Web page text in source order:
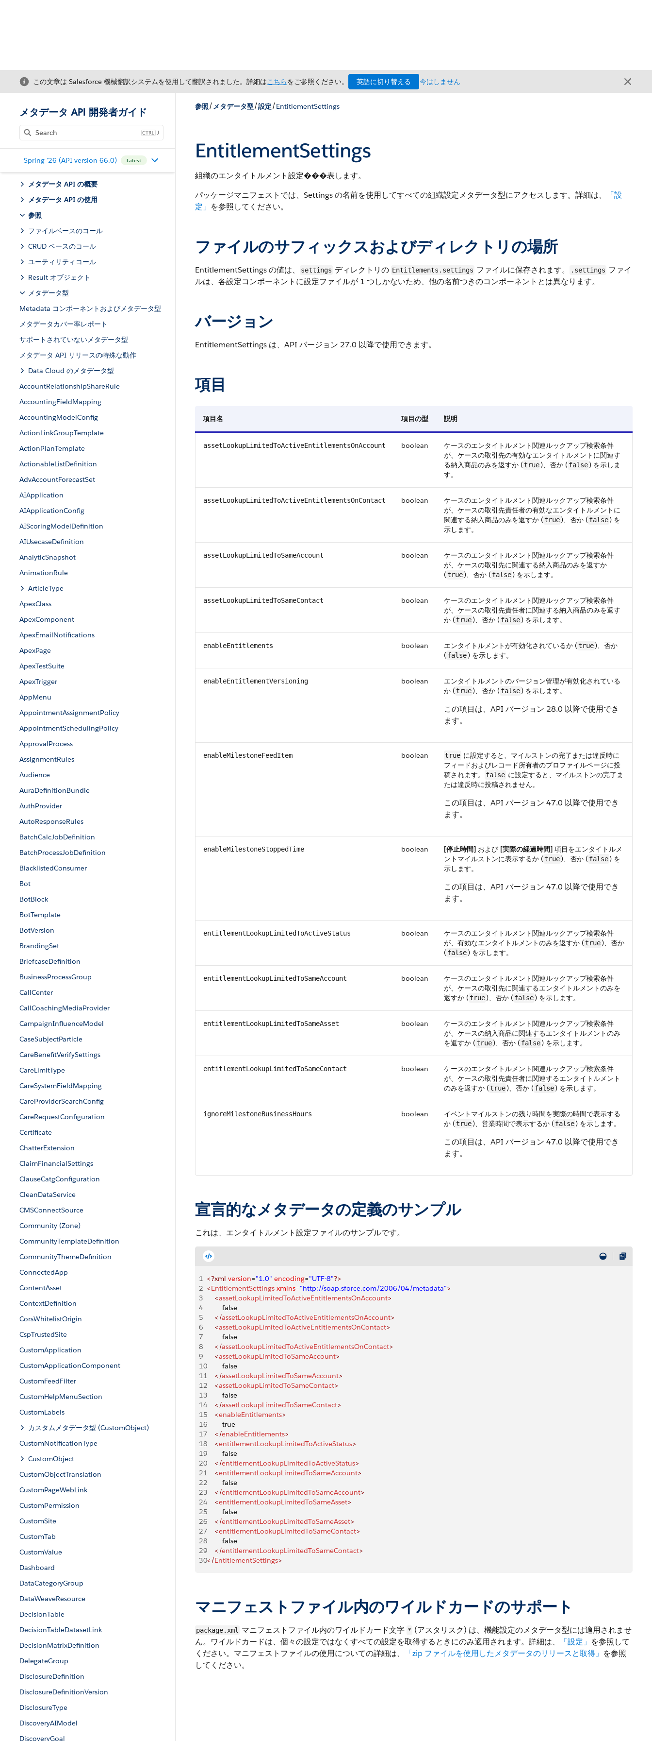
この文章は Salesforce 機械翻訳システムを使用して翻訳されました。詳細はこちらをご参照ください。 英語に切り替える 今はしません
メタデータ API 開発者ガイド
J
Spring '26 (API version 66.0) Latest
メタデータ API の概要
メタデータ API の使用
参照
ファイルベースのコール
CRUD ベースのコール
ユーティリティコール
Result オブジェクト
メタデータ型
Metadata コンポーネントおよびメタデータ型
メタデータカバー率レポート
サポートされていないメタデータ型
メタデータ API リリースの特殊な動作
Data Cloud のメタデータ型
AccountRelationshipShareRule
AccountingFieldMapping
AccountingModelConfig
ActionLinkGroupTemplate
ActionPlanTemplate
ActionableListDefinition
AdvAccountForecastSet
AIApplication
AIApplicationConfig
AIScoringModelDefinition
AIUsecaseDefinition
AnalyticSnapshot
AnimationRule
ArticleType
ApexClass
ApexComponent
ApexEmailNotifications
ApexPage
ApexTestSuite
ApexTrigger
AppMenu
AppointmentAssignmentPolicy
AppointmentSchedulingPolicy
ApprovalProcess
AssignmentRules
Audience
AuraDefinitionBundle
AuthProvider
AutoResponseRules
BatchCalcJobDefinition
BatchProcessJobDefinition
BlacklistedConsumer
Bot
BotBlock
BotTemplate
BotVersion
BrandingSet
BriefcaseDefinition
BusinessProcessGroup
CallCenter
CallCoachingMediaProvider
CampaignInfluenceModel
CaseSubjectParticle
CareBenefitVerifySettings
CareLimitType
CareSystemFieldMapping
CareProviderSearchConfig
CareRequestConfiguration
Certificate
ChatterExtension
ClaimFinancialSettings
ClauseCatgConfiguration
CleanDataService
CMSConnectSource
Community (Zone)
CommunityTemplateDefinition
CommunityThemeDefinition
ConnectedApp
ContentAsset
ContextDefinition
CorsWhitelistOrigin
CspTrustedSite
CustomApplication
CustomApplicationComponent
CustomFeedFilter
CustomHelpMenuSection
CustomLabels
カスタムメタデータ型 (CustomObject)
CustomNotificationType
CustomObject
CustomObjectTranslation
CustomPageWebLink
CustomPermission
CustomSite
CustomTab
CustomValue
Dashboard
DataCategoryGroup
DataWeaveResource
DecisionTable
DecisionTableDatasetLink
DecisionMatrixDefinition
DelegateGroup
DisclosureDefinition
DisclosureDefinitionVersion
DisclosureType
DiscoveryAIModel
DiscoveryGoal
参照/ メタデータ型/設定/EntitlementSettings
EntitlementSettings
組織のエンタイトルメント設定���表します。
パッケージマニフェストでは、Settings の名前を使用してすべての組織設定メタデータ型にアクセスします。詳細は、
「設
定」 を参照してください。
ファイルのサフィックスおよびディレクトリの場所
EntitlementSettings の値は、 settings ディレクトリの Entitlements.settings ファイルに保存されます。 .settings ファイ
ルは、各設定コンポーネントに設定ファイルが 1 つしかないため、他の名前つきのコンポーネントとは異なります。
バージョン
EntitlementSettings は、API バージョン 27.0 以降で使用できます。
項目
項目名 項目の型 説明
assetLookupLimitedToActiveEntitlementsOnAccount boolean
ケースのエンタイトルメント関連ルックアップ検索条件
が、ケースの取引先の有効なエンタイトルメントに関連す
る納入商品のみを返すか (true)、否か ( false) を示しま
す。
assetLookupLimitedToActiveEntitlementsOnContact boolean
ケースのエンタイトルメント関連ルックアップ検索条件
が、ケースの取引先責任者の有効なエンタイトルメントに
関連する納入商品のみを返すか (true)、否か ( false) を
示します。
assetLookupLimitedToSameAccount boolean
ケースのエンタイトルメント関連ルックアップ検索条件
が、ケースの取引先に関連する納入商品のみを返すか
(true)、否か ( false) を示します。
assetLookupLimitedToSameContact boolean
ケースのエンタイトルメント関連ルックアップ検索条件
が、ケースの取引先責任者に関連する納入商品のみを返す
か (true)、否か ( false) を示します。
enableEntitlements boolean エンタイトルメントが有効化されているか (true)、否か
( false) を示します。
enableEntitlementVersioning boolean
エンタイトルメントのバージョン管理が有効化されている
か (true)、否か ( false) を示します。
この項目は、API バージョン 28.0 以降で使用でき
ます。
enableMilestoneFeedItem boolean true に設定すると、マイルストンの完了または違反時に
フィードおよびレコード所有者のプロファイルページに投
稿されます。
false に設定すると、マイルストンの完了ま
たは違反時に投稿されません。
この項目は、API バージョン 47.0 以降で使用でき
ます。
enableMilestoneStoppedTime boolean [停止時間] および [実際の経過時間] 項目をエンタイトルメ
ントマイルストンに表示するか (true)、否か ( false) を
示します。
この項目は、API バージョン 47.0 以降で使用でき
ます。
entitlementLookupLimitedToActiveStatus boolean
ケースのエンタイトルメント関連ルックアップ検索条件
が、有効なエンタイトルメントのみを返すか (true)、否か
( false) を示します。
entitlementLookupLimitedToSameAccount boolean
ケースのエンタイトルメント関連ルックアップ検索条件
が、ケースの取引先に関連するエンタイトルメントのみを
返すか (true)、否か ( false) を示します。
entitlementLookupLimitedToSameAsset boolean
ケースのエンタイトルメント関連ルックアップ検索条件
が、ケースの納入商品に関連するエンタイトルメントのみ
を返すか (true)、否か ( false) を示します。
entitlementLookupLimitedToSameContact boolean
ケースのエンタイトルメント関連ルックアップ検索条件
が、ケースの取引先責任者に関連するエンタイトルメント
のみを返すか (true)、否か ( false) を示します。
ignoreMilestoneBusinessHours boolean
イベントマイルストンの残り時間を実際の時間で表示する
か (true)、営業時間で表示するか ( false) を示します。
この項目は、API バージョン 47.0 以降で使用でき
ます。
宣言的なメタデータの定義のサンプル
これは、エンタイトルメント設定ファイルのサンプルです。
1 <?xml version="1.0" encoding="UTF-8"?>
2 <EntitlementSettings xmlns="http://soap.sforce.com/2006/04/metadata">
3
    <
assetLookupLimitedToActiveEntitlementsOnAccount>
4
        false
5
    </
assetLookupLimitedToActiveEntitlementsOnAccount>
6
    <
assetLookupLimitedToActiveEntitlementsOnContact>
7
        false
8
    </
assetLookupLimitedToActiveEntitlementsOnContact>
9
    <
assetLookupLimitedToSameAccount>
10
        false
11
    </
assetLookupLimitedToSameAccount>
12
    <
assetLookupLimitedToSameContact>
13
        false
14
    </
assetLookupLimitedToSameContact>
15
    <
enableEntitlements>
16
        true
17
    </
enableEntitlements>
18
    <
entitlementLookupLimitedToActiveStatus>
19
        false
20
    </
entitlementLookupLimitedToActiveStatus>
21
    <
entitlementLookupLimitedToSameAccount>
22
        false
23
    </
entitlementLookupLimitedToSameAccount>
24
    <
entitlementLookupLimitedToSameAsset>
25
        false
26
    </
entitlementLookupLimitedToSameAsset>
27
    <
entitlementLookupLimitedToSameContact>
28
        false
29
    </
entitlementLookupLimitedToSameContact>
30</EntitlementSettings>
マニフェストファイル内のワイルドカードのサポート
package.xml マニフェストファイル内のワイルドカード文字 * (アスタリスク) は、機能設定のメタデータ型には適用されませ
ん。ワイルドカードは、個々の設定ではなくすべての設定を取得するときにのみ適用されます。詳細は、
「設定」 を参照して
ください。マニフェストファイルの使用についての詳細は、
「zip ファイルを使用したメタデータのリリースと取得」 を参照
してください。